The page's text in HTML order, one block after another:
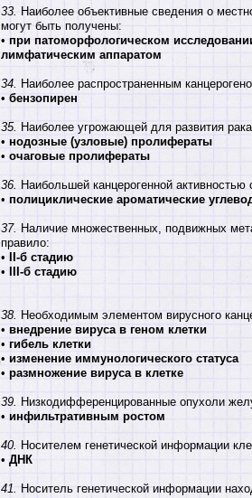
33. Наиболее объективные сведения о
могут быть получены:
• при патоморфологическом
лимфатическим аппаратом
34. Наиболее распространенным
• бензопирен
35. Наиболее угрожающей для развития
• нодозные (узловые) пролифераты
• очаговые пролифераты
36. Наибольшей канцерогенной активностью
• полициклические ароматические
37. Наличие множественных, подвижных
правило:
•
II-б стадию
•
III-б стадию
38. Необходимым элементом вирусного
• внедрение вируса в геном клетки
• гибель клетки
• изменение иммунологического статуса
• размножение вируса в клетке
39. Низкодифференцированные опухоли
• инфильтративным ростом
40. Носителем генетической информации
• ДНК
41. Носитель генетической информации